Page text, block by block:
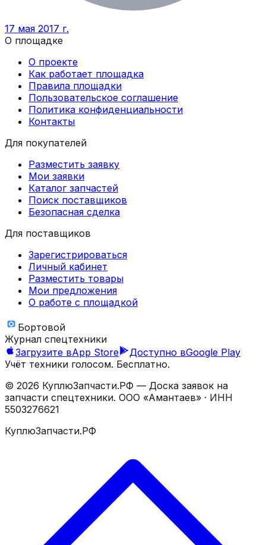
17 мая 2017 г.
О площадке
О проекте
Как работает площадка
Правила площадки
Пользовательское соглашение
Политика конфиденциальности
Контакты
Для покупателей
Разместить заявку
Мои заявки
Каталог запчастей
Поиск поставщиков
Безопасная сделка
Для поставщиков
Зарегистрироваться
Личный кабинет
Разместить товары
Мои предложения
О работе с площадкой
Бортовой
Журнал спецтехники
Загрузите вApp Store Доступно вGoogle Play
Учёт техники голосом. Бесплатно.
© 2026 КуплюЗапчасти.РФ — Доска заявок на
запчасти спецтехники. ООО «Амантаев» · ИНН
5503276621
КуплюЗапчасти.РФ